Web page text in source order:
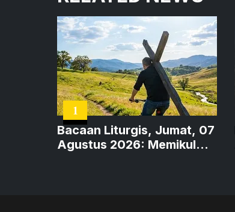
1
Bacaan Liturgis, Jumat, 07
Agustus 2026: Memikul